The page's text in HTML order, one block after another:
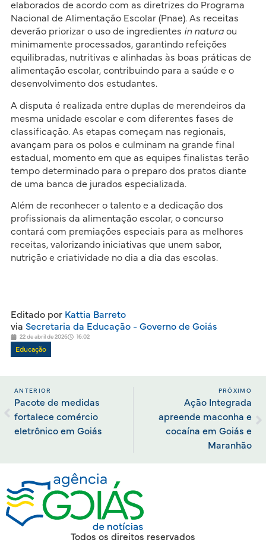
elaborados de acordo com as diretrizes do Programa
Nacional de Alimentação Escolar (Pnae). As receitas
deverão priorizar o uso de ingredientes in natura ou
minimamente processados, garantindo refeições
equilibradas, nutritivas e alinhadas às boas práticas de
alimentação escolar, contribuindo para a saúde e o
desenvolvimento dos estudantes.
A disputa é realizada entre duplas de merendeiros da
mesma unidade escolar e com diferentes fases de
classificação. As etapas começam nas regionais,
avançam para os polos e culminam na grande final
estadual, momento em que as equipes finalistas terão
tempo determinado para o preparo dos pratos diante
de uma banca de jurados especializada.
Além de reconhecer o talento e a dedicação dos
profissionais da alimentação escolar, o concurso
contará com premiações especiais para as melhores
receitas, valorizando iniciativas que unem sabor,
nutrição e criatividade no dia a dia das escolas.
Editado porKattia Barreto
via Secretaria da Educação - Governo de Goiás
22 de abril de 2026 16:02
Educação
ANTERIOR
Pacote de medidas
fortalece comércio
eletrônico em Goiás
PRÓXIMO
Ação Integrada
apreende maconha e
cocaína em Goiás e
Maranhão
Todos os direitos reservados